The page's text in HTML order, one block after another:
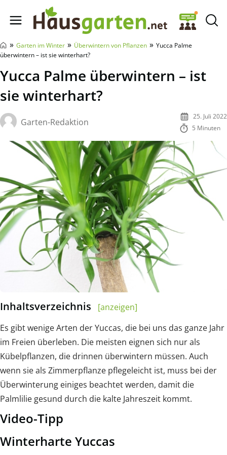
Hausgarten.net
» Garten im Winter » Überwintern von Pflanzen » Yucca Palme
überwintern – ist sie winterhart?
Yucca Palme überwintern – ist
sie winterhart?
Garten-Redaktion
25. Juli 2022
5 Minuten
Inhaltsverzeichnis
[anzeigen]
Es gibt wenige Arten der Yuccas, die bei uns das ganze Jahr
im Freien überleben. Die meisten eignen sich nur als
Kübelpflanzen, die drinnen überwintern müssen. Auch
wenn sie als Zimmerpflanze pflegeleicht ist, muss bei der
Überwinterung einiges beachtet werden, damit die
Palmlilie gesund durch die kalte Jahreszeit kommt.
Video-Tipp
Winterharte Yuccas